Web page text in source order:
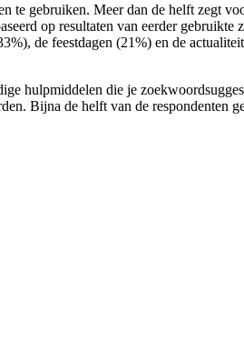
te gebruiken. Meer dan de helft zegt
op resultaten van eerder gebruikte
de feestdagen (21%) en de
hulpmiddelen die je
Bijna de helft van de respondenten